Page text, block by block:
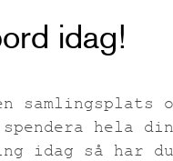
idag!
samlingsplats
hela
idag så har